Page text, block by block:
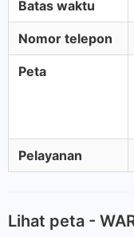
Batas waktu
Nomor telepon
Peta
Pelayanan
Lihat peta -